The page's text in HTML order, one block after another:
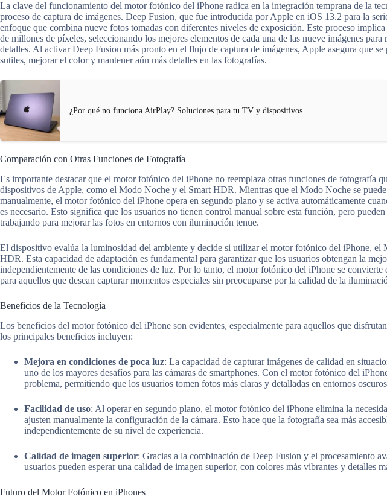
La clave del funcionamiento del motor fotónico del iPhone radica en la integración temprana de la
proceso de captura de imágenes. Deep Fusion, que fue introducida por Apple en iOS 13.2 para la
enfoque que combina nueve fotos tomadas con diferentes niveles de exposición. Este proceso
de millones de píxeles, seleccionando los mejores elementos de cada una de las nueve imágenes
detalles. Al activar Deep Fusion más pronto en el flujo de captura de imágenes, Apple asegura que se
sutiles, mejorar el color y mantener aún más detalles en las fotografías.
¿Por qué no funciona AirPlay? Soluciones para tu TV y dispositivos
Comparación con Otras Funciones de Fotografía
Es importante destacar que el motor fotónico del iPhone no reemplaza otras funciones de fotografía
dispositivos de Apple, como el Modo Noche y el Smart HDR. Mientras que el Modo Noche se
manualmente, el motor fotónico del iPhone opera en segundo plano y se activa automáticamente
es necesario. Esto significa que los usuarios no tienen control manual sobre esta función, pero pueden
trabajando para mejorar las fotos en entornos con iluminación tenue.
El dispositivo evalúa la luminosidad del ambiente y decide si utilizar el motor fotónico del iPhone, el
HDR. Esta capacidad de adaptación es fundamental para garantizar que los usuarios obtengan la
independientemente de las condiciones de luz. Por lo tanto, el motor fotónico del iPhone se convierte
para aquellos que desean capturar momentos especiales sin preocuparse por la calidad de la
Beneficios de la Tecnología
Los beneficios del motor fotónico del iPhone son evidentes, especialmente para aquellos que
los principales beneficios incluyen:
Mejora en condiciones de poca luz: La capacidad de capturar imágenes de calidad en
uno de los mayores desafíos para las cámaras de smartphones. Con el motor fotónico del
problema, permitiendo que los usuarios tomen fotos más claras y detalladas en entornos
Facilidad de uso: Al operar en segundo plano, el motor fotónico del iPhone elimina la
ajusten manualmente la configuración de la cámara. Esto hace que la fotografía sea más
independientemente de su nivel de experiencia.
Calidad de imagen superior: Gracias a la combinación de Deep Fusion y el procesamiento
usuarios pueden esperar una calidad de imagen superior, con colores más vibrantes y detalles
Futuro del Motor Fotónico en iPhones